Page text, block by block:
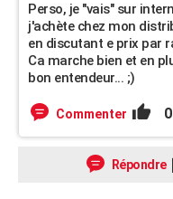
Perso, je "vais" sur
j'achète chez mon
en discutant e prix par
Ca marche bien et en
bon entendeur... ;)
Commenter 0
Répondre